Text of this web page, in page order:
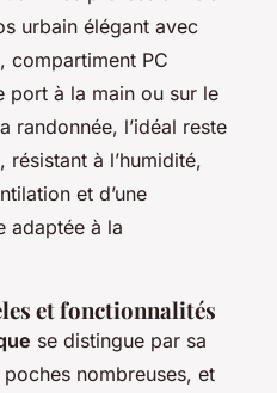
urbain élégant avec
compartiment PC
port à la main ou sur le
randonnée, l’idéal reste
à l’humidité,
et d’une
adaptée à la
et fonctionnalités
se distingue par sa
nombreuses, et